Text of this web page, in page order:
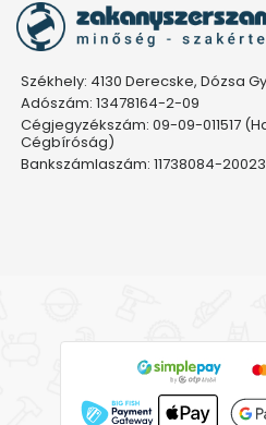
Székhely: 4130 Derecske, Dózsa
Adószám: 13478164-2-09
Cégjegyzékszám: 09-09-011517
Cégbíróság)
Bankszámlaszám: 11738084-